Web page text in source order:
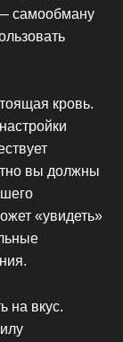
самообману
кровь.
вы должны
«увидеть»
на вкус.